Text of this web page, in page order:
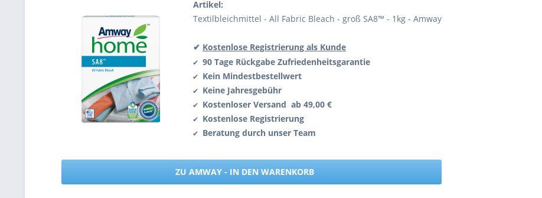
Artikel:
Textilbleichmittel - All Fabric Bleach - groß SA8™ - 1kg - Amway
✔ Kostenlose Registrierung als Kunde
✔ 90 Tage Rückgabe Zufriedenheitsgarantie
✔ Kein Mindestbestellwert
✔ Keine Jahresgebühr
✔ Kostenloser Versand ab 49,00 €
✔ Kostenlose Registrierung
✔ Beratung durch unser Team
ZU AMWAY - IN DEN WARENKORB